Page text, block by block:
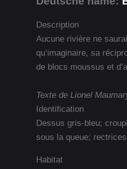
Description
Aucune rivière ne
qu’imaginaire, sa
de blocs moussus et
Texte de Lionel
Identification
Dessus gris-bleu;
sous la queue;
Habitat